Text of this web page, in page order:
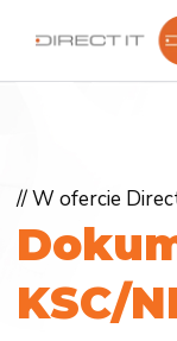
Doku
KSC/N
// W ofercie